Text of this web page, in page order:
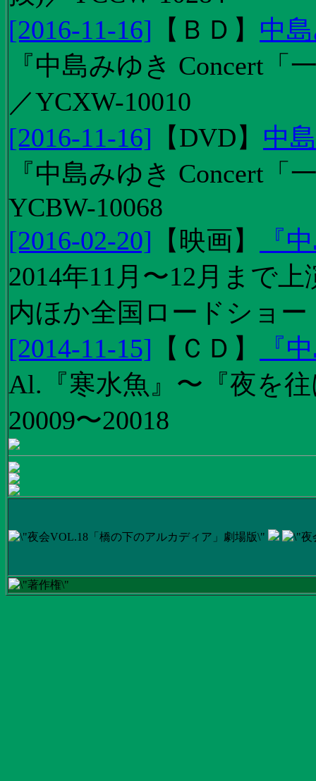
[2016-11-16] 【 ＢＤ 】 中
『中島みゆき Concert
／YCXW-10010
[2016-11-16] 【DVD】 中
『中島みゆき Concert
YCBW-10068
[2016-02-20] 【 映画】
『
2014年11月〜12月まで
内ほか全国ロードショー
[2014-11-15] 【 ＣＤ 】
『
Al.『寒水魚』〜『夜を
20009〜20018